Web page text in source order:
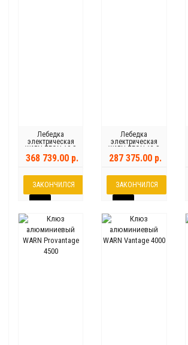
Лебедка
электрическая
WARN ZEON 10-S
Platinum
368 739.00 р.
ЗАКОНЧИЛСЯ
Лебедка
электрическая
WARN ZEON 12-S
Platinum
287 375.00 р.
ЗАКОНЧИЛСЯ